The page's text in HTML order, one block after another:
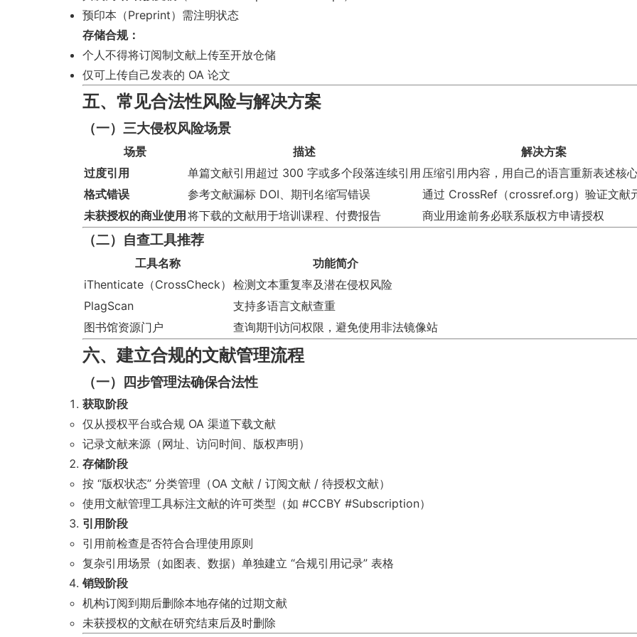
预印本（Preprint）需注明状态
存储合规：
个人不得将订阅制文献上传至开放仓储
仅可上传自己发表的 OA 论文
五、常见合法性风险与解决方案
（一）三大侵权风险场景
场景 描述
解决方案
过度引用
单篇文献引用超过 300 字或多个段落连续引用 压缩引用内容，用自己的语言重新表述核
格式错误
参考文献漏标 DOI、期刊名缩写错误 通过 CrossRef（crossref.org）验证文献
未获授权的商业使用 将下载的文献用于培训课程、付费报告 商业用途前务必联系版权方申请授权
（二）自查工具推荐
工具名称
功能简介
iThenticate（CrossCheck） 检测文本重复率及潜在侵权风险
PlagScan
支持多语言文献查重
图书馆资源门户
查询期刊访问权限，避免使用非法镜像站
六、建立合规的文献管理流程
（一）四步管理法确保合法性
获取阶段
仅从授权平台或合规 OA 渠道下载文献
记录文献来源（网址、访问时间、版权声明）
存储阶段
按 “版权状态” 分类管理（OA 文献 / 订阅文献 / 待授权文献）
使用文献管理工具标注文献的许可类型（如 #CCBY #Subscription）
引用阶段
引用前检查是否符合合理使用原则
复杂引用场景（如图表、数据）单独建立 “合规引用记录” 表格
销毁阶段
机构订阅到期后删除本地存储的过期文献
未获授权的文献在研究结束后及时删除